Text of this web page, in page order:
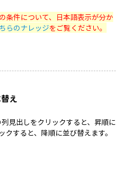
条件について、日本語表示が分か
らのナレッジをご覧ください。
え
見出しをクリックすると、昇順に
すると、降順に並び替えます。